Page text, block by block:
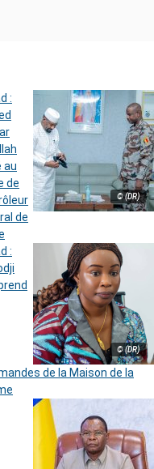
© (DR)
:
au
de
de
© (DR)
:
de la Maison de la